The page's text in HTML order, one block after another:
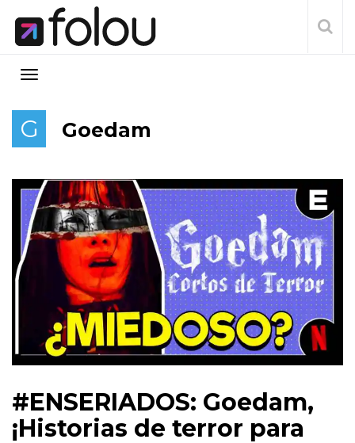
G Goedam
#ENSERIADOS: Goedam,
¡Historias de terror para